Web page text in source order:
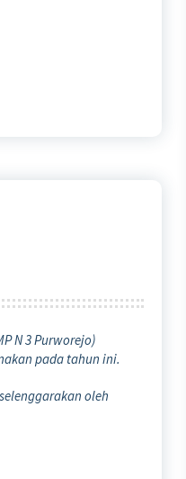
N 3 Purworejo)
pada tahun ini.
oleh